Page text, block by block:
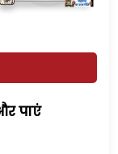
पाएं